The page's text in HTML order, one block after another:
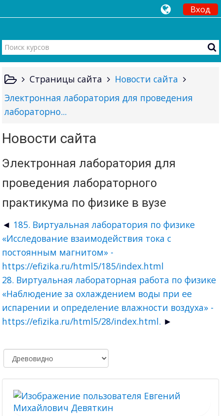
Вход
Страницы сайта
Новости сайта
Электронная лаборатория для проведения
лабораторно...
Новости сайта
Электронная лаборатория для
проведения лабораторного
практикума по физике в вузе
185. Виртуальная лаборатория по физике
«Исследование взаимодействия тока с
постоянным магнитом» -
https://efizika.ru/html5/185/index.html
28. Виртуальная лабораторная работа по физике
«Наблюдение за охлаждением воды при ее
испарении и определение влажности воздуха» -
https://efizika.ru/html5/28/index.html.